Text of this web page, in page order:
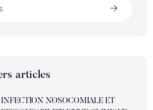
articles
INFECTION NOSOCOMIALE ET